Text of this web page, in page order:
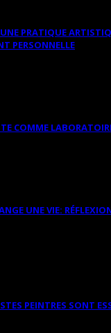
PRATIQUE
PERSONNELLE
COMME
UNE VIE:
PEINTRES SONT